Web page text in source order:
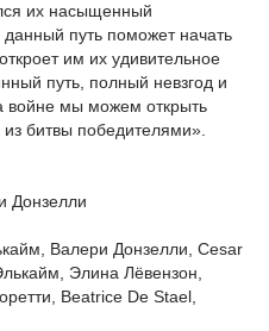
их насыщенный
путь поможет начать
им их удивительное
путь, полный невзгод и
войне мы можем открыть
битвы победителями».
Донзелли
Валери Донзелли, Cesar
Элина Лёвензон,
Beatrice De Stael,